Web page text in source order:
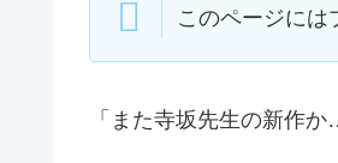
このページには
「また寺坂先生の新作